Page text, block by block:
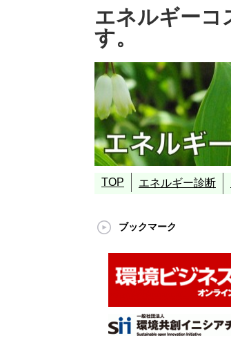
エネルギーコ
す。
TOP エネルギー診断
エネルギーのプロ：
ブックマーク